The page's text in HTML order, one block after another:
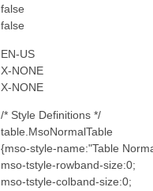
false
false
EN-US
X-NONE
X-NONE
/* Style Definitions */
table.MsoNormalTable
{mso-style-name:"Table
mso-tstyle-rowband-size:0;
mso-tstyle-colband-size:0;